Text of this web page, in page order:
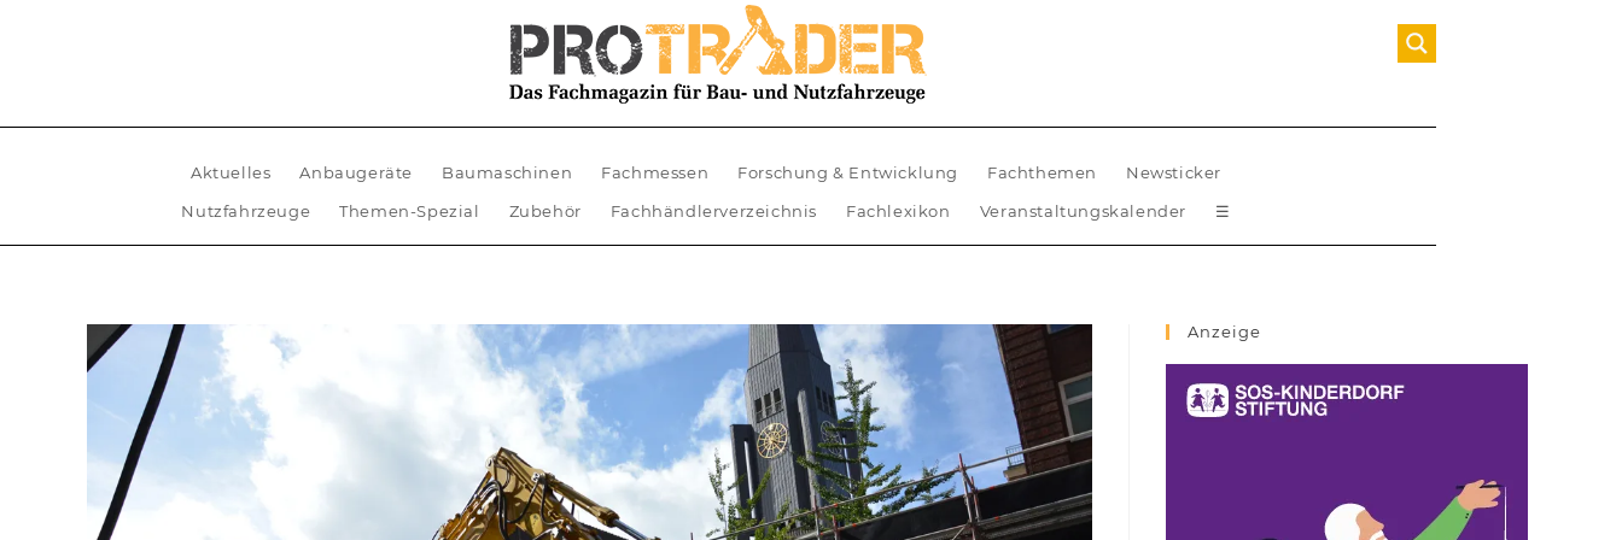
Aktuelles Anbaugeräte Baumaschinen Fachmessen Forschung & Entwicklung Fachthemen
Newsticker
Nutzfahrzeuge
Themen-Spezial Zubehör Fachhändlerverzeichnis Fachlexikon Veranstaltungskalender ☰
Anzeige